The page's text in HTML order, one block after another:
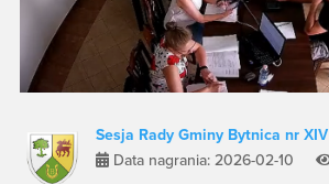
Sesja Rady Gminy Bytnica nr XIV
Data nagrania: 2026-02-10